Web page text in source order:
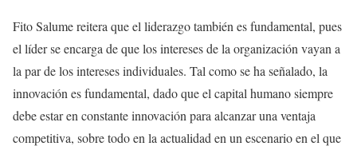
Fito Salume reitera que el liderazgo también es fundamental, pues
el líder se encarga de que los intereses de la organización vayan a
la par de los intereses individuales. Tal como se ha señalado, la
innovación es fundamental, dado que el capital humano siempre
debe estar en constante innovación para alcanzar una ventaja
competitiva, sobre todo en la actualidad en un escenario en el que